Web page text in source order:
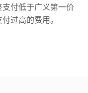
付低于广义第一价
过高的费用。